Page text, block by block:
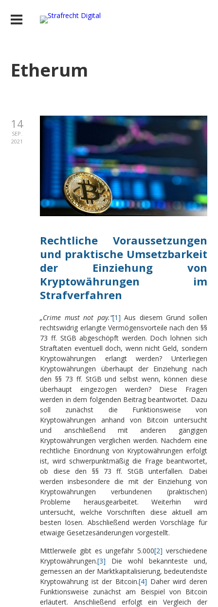
Etherum
14
SEP.
2021
Rechtliche Voraussetzungen
und praktische Umsetzbarkeit
der Einziehung von
Kryptowährungen im
Strafverfahren
„Crime must not pay.“[1] Aus diesem Grund sollen
rechtswidrig erlangte Vermögensvorteile nach den §§
73 ff. StGB abgeschöpft werden. Doch lohnen sich
Straftaten eventuell doch, wenn nicht Geld, sondern
Kryptowährungen erlangt werden? Unterliegen
Kryptowährungen überhaupt der Einziehung nach
den §§ 73 ff. StGB und selbst wenn, können diese
überhaupt eingezogen werden? Diese Fragen
werden in dem folgenden Beitrag beantwortet. Dazu
soll zunächst die Funktionsweise von
Kryptowährungen anhand von Bitcoin untersucht
und anschließend mit anderen gängigen
Kryptowährungen verglichen werden. Nachdem eine
rechtliche Einordnung von Kryptowährungen erfolgt
ist, wird schwerpunktmäßig die Frage beantwortet,
ob diese den §§ 73 ff. StGB unterfallen. Dabei
werden insbesondere die mit der Einziehung von
Kryptowährungen verbundenen (praktischen)
Probleme herausgearbeitet. Weiterhin wird
untersucht, welche Vorschriften diese aktuell am
besten lösen. Abschließend werden Vorschläge für
etwaige Gesetzesänderungen vorgestellt.
Mittlerweile gibt es ungefähr 5.000[2] verschiedene
Kryptowährungen.[3] Die wohl bekannteste und,
gemessen an der Marktkapitalisierung, bedeutendste
Kryptowährung ist der Bitcoin.[4] Daher wird deren
Funktionsweise zunächst am Beispiel von Bitcoin
erläutert. Anschließend erfolgt ein Vergleich der